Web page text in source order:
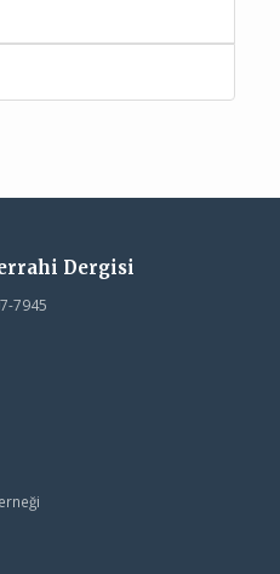
Dergisi
7945